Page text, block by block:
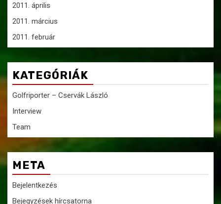
2011. április
2011. március
2011. február
KATEGÓRIÁK
Golfriporter – Cservák László
Interview
Team
META
Bejelentkezés
Bejegyzések hírcsatorna